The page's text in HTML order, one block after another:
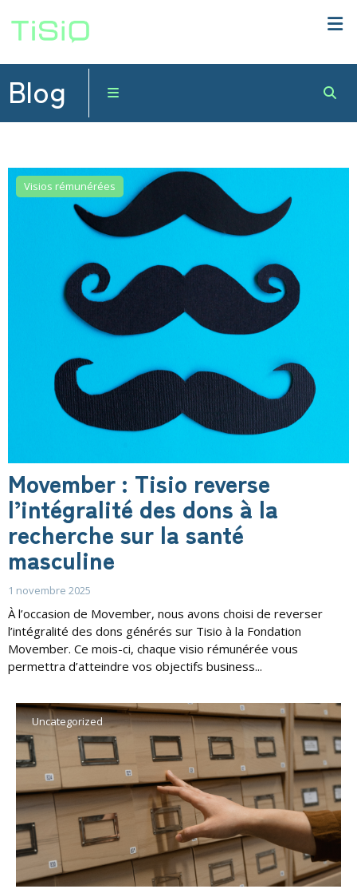
Blog
Visios rémunérées
Movember : Tisio reverse
l’intégralité des dons à la
recherche sur la santé
masculine
1 novembre 2025
À l’occasion de Movember, nous avons choisi de reverser
l’intégralité des dons générés sur Tisio à la Fondation
Movember. Ce mois-ci, chaque visio rémunérée vous
permettra d’atteindre vos objectifs business...
Uncategorized